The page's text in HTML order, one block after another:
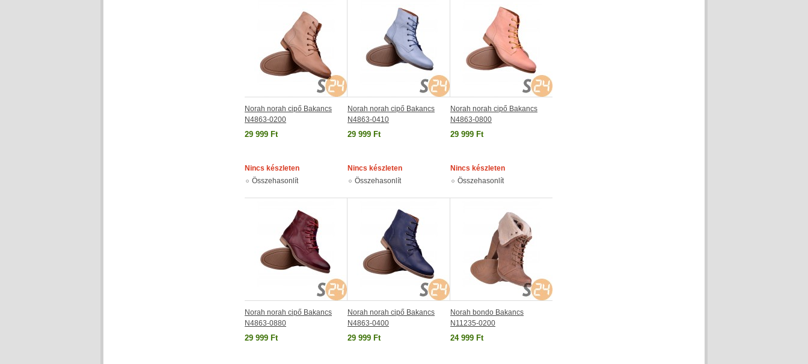
Norah norah cipő Bakancs
N4863-0200
29 999 Ft
Nincs készleten
Összehasonlít
Norah norah cipő Bakancs
N4863-0410
29 999 Ft
Nincs készleten
Összehasonlít
Norah norah cipő Bakancs
N4863-0800
29 999 Ft
Nincs készleten
Összehasonlít
Norah norah cipő Bakancs
N4863-0880
29 999 Ft
Norah norah cipő Bakancs
N4863-0400
29 999 Ft
Norah bondo Bakancs
N11235-0200
24 999 Ft